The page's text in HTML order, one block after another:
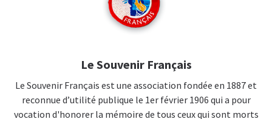
Le Souvenir Français
Le Souvenir Français est une association fondée en 1887 et
reconnue d’utilité publique le 1er février 1906 qui a pour
vocation d'honorer la mémoire de tous ceux qui sont morts